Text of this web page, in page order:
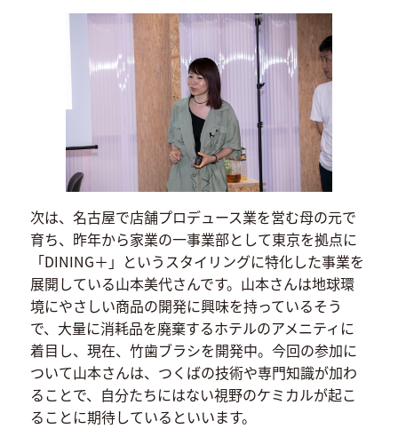
次は、名古屋で店舗プロデュース業を営む母の元で
育ち、昨年から家業の一事業部として東京を拠点に
「DINING＋」というスタイリングに特化した事業を
展開している山本美代さんです。山本さんは地球環
境にやさしい商品の開発に興味を持っているそう
で、大量に消耗品を廃棄するホテルのアメニティに
着目し、現在、竹歯ブラシを開発中。今回の参加に
ついて山本さんは、つくばの技術や専門知識が加わ
ることで、自分たちにはない視野のケミカルが起こ
ることに期待しているといいます。